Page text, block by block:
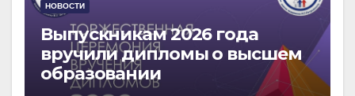
НОВОСТИ
Выпускникам 2026 года
вручили дипломы о высшем
образовании